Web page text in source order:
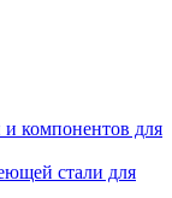
и компонентов для
стали для